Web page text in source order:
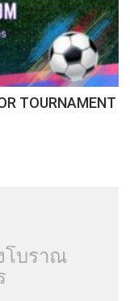
TOURNAMENT
โบราณ